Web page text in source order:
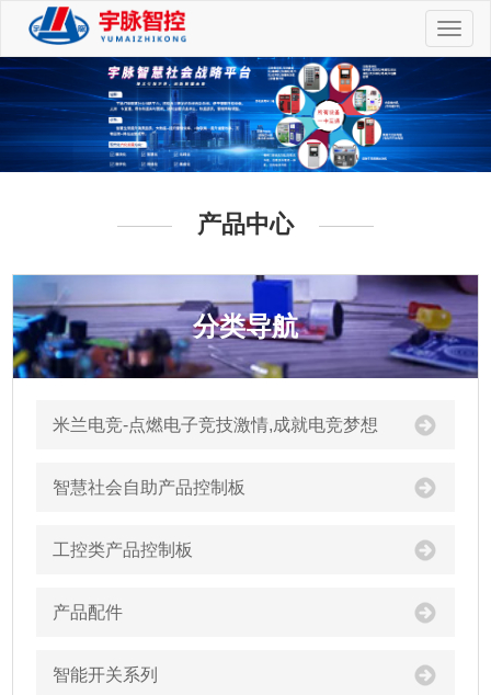
切
换
航
产品中心
分类导航
米兰电竞-点燃电子竞技激情,成就电竞梦想
智慧社会自助产品控制板
工控类产品控制板
产品配件
智能开关系列